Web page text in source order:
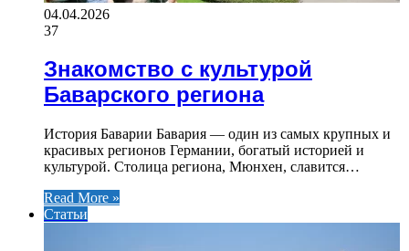
04.04.2026
37
Знакомство с культурой
Баварского региона
История Баварии Бавария — один из самых крупных и
красивых регионов Германии, богатый историей и
культурой. Столица региона, Мюнхен, славится…
Read More »
Статьи